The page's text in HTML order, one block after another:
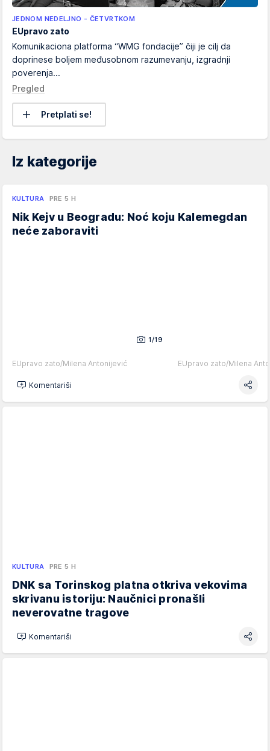
JEDNOM NEDELJNO - ČETVRTKOM
EUpravo zato
Komunikaciona platforma “WMG fondacije” čiji je cilj da
doprinese boljem međusobnom razumevanju, izgradnji
poverenja...
Pregled
Pretplati se!
Iz kategorije
KULTURA PRE 5 H
Nik Kejv u Beogradu: Noć koju Kalemegdan
neće zaboraviti
1/19
EUpravo zato/Milena Antonijević EUpravo zato/Milena
Komentariši
KULTURA PRE 5 H
DNK sa Torinskog platna otkriva vekovima
skrivanu istoriju: Naučnici pronašli
neverovatne tragove
Komentariši